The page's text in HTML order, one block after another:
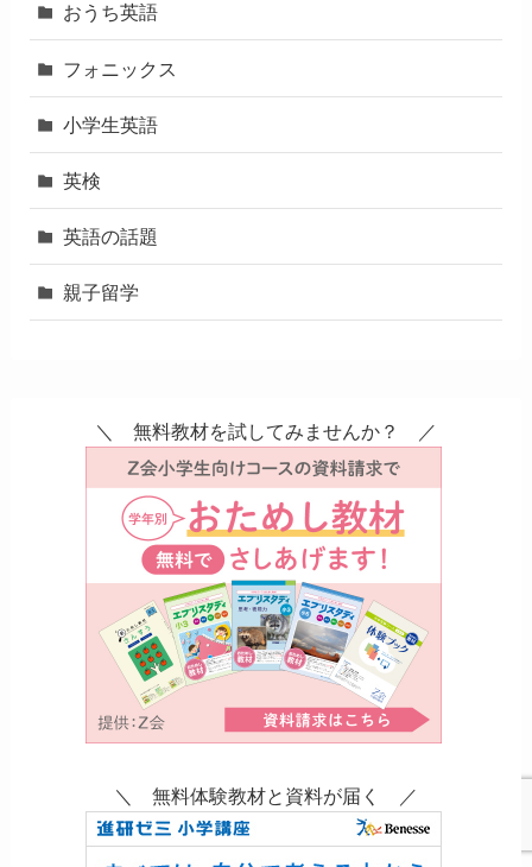
おうち英語
フォニックス
小学生英語
英検
英語の話題
親子留学
＼ 無料教材を試してみませんか？ ／
＼ 無料体験教材と資料が届く ／